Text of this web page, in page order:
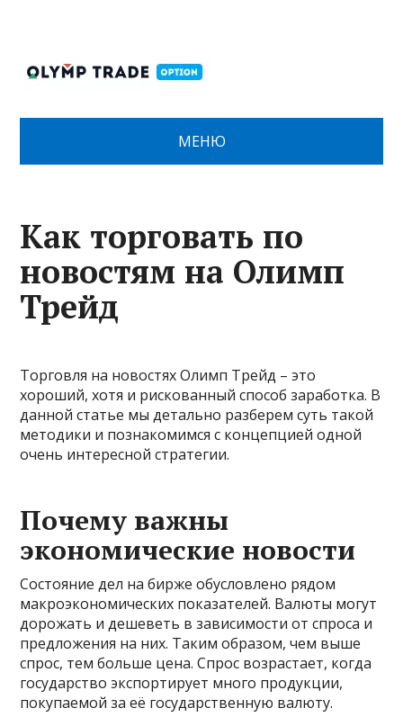
МЕНЮ
Как торговать по
новостям на Олимп
Трейд
Торговля на новостях Олимп Трейд – это
хороший, хотя и рискованный способ заработка. В
данной статье мы детально разберем суть такой
методики и познакомимся с концепцией одной
очень интересной стратегии.
Почему важны
экономические новости
Состояние дел на бирже обусловлено рядом
макроэкономических показателей. Валюты могут
дорожать и дешеветь в зависимости от спроса и
предложения на них. Таким образом, чем выше
спрос, тем больше цена. Спрос возрастает, когда
государство экспортирует много продукции,
покупаемой за её государственную валюту.